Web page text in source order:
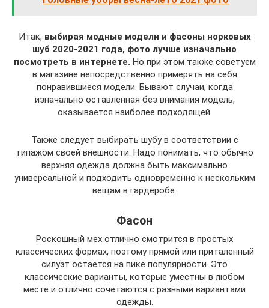
Итак, выбирая модные модели и фасоны норковых
шуб 2020-2021 года, фото лучше изначально
посмотреть в интернете. Но при этом также советуем
в магазине непосредственно примерять на себя
понравившиеся модели. Бывают случаи, когда
изначально оставленная без внимания модель,
оказывается наиболее подходящей.
Также следует выбирать шубу в соответствии с
типажом своей внешности. Надо понимать, что обычно
верхняя одежда должна быть максимально
универсальной и подходить одновременно к нескольким
вещам в гардеробе.
Фасон
Роскошный мех отлично смотрится в простых
классических формах, поэтому прямой или приталенный
силуэт остается на пике популярности. Это
классические варианты, которые уместны в любом
месте и отлично сочетаются с разными вариантами
одежды.